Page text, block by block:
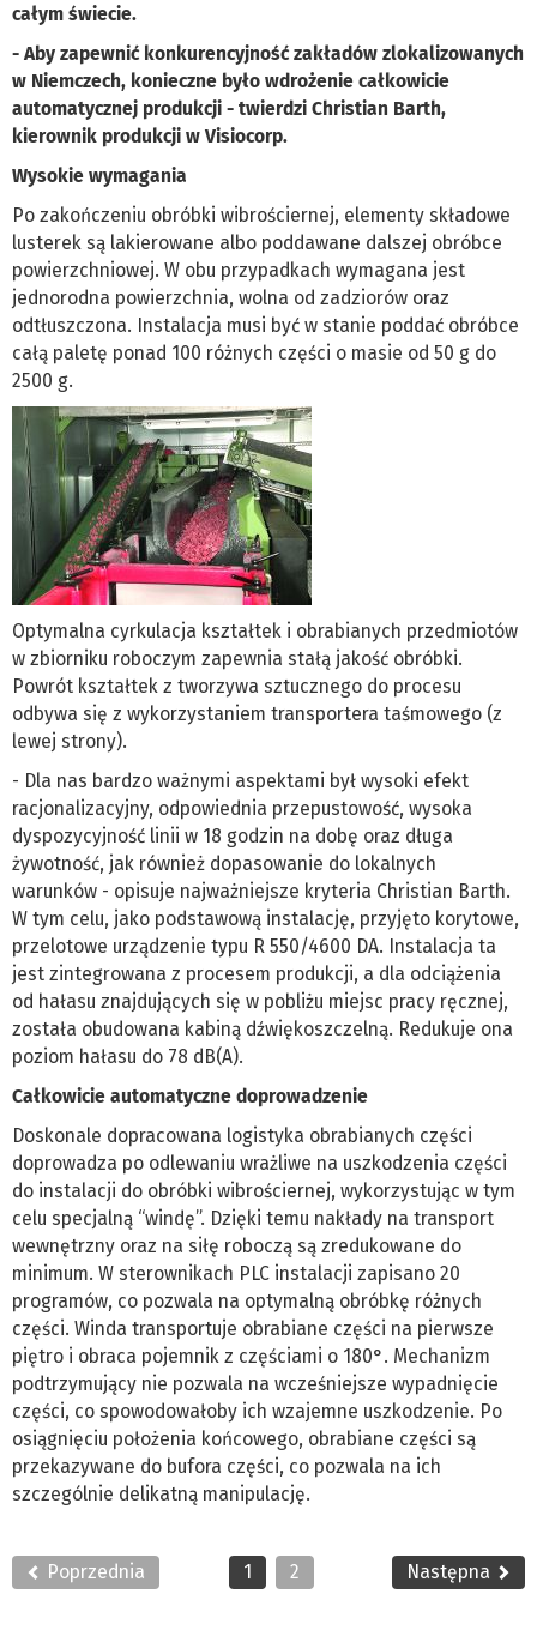
całym świecie.
- Aby zapewnić konkurencyjność zakładów zlokalizowanych
w Niemczech, konieczne było wdrożenie całkowicie
automatycznej produkcji - twierdzi Christian Barth,
kierownik produkcji w Visiocorp.
Wysokie wymagania
Po zakończeniu obróbki wibrościernej, elementy składowe
lusterek są lakierowane albo poddawane dalszej obróbce
powierzchniowej. W obu przypadkach wymagana jest
jednorodna powierzchnia, wolna od zadziorów oraz
odtłuszczona. Instalacja musi być w stanie poddać obróbce
całą paletę ponad 100 różnych części o masie od 50 g do
2500 g.
Optymalna cyrkulacja kształtek i obrabianych przedmiotów
w zbiorniku roboczym zapewnia stałą jakość obróbki.
Powrót kształtek z tworzywa sztucznego do procesu
odbywa się z wykorzystaniem transportera taśmowego (z
lewej strony).
- Dla nas bardzo ważnymi aspektami był wysoki efekt
racjonalizacyjny, odpowiednia przepustowość, wysoka
dyspozycyjność linii w 18 godzin na dobę oraz długa
żywotność, jak również dopasowanie do lokalnych
warunków - opisuje najważniejsze kryteria Christian Barth.
W tym celu, jako podstawową instalację, przyjęto korytowe,
przelotowe urządzenie typu R 550/4600 DA. Instalacja ta
jest zintegrowana z procesem produkcji, a dla odciążenia
od hałasu znajdujących się w pobliżu miejsc pracy ręcznej,
została obudowana kabiną dźwiękoszczelną. Redukuje ona
poziom hałasu do 78 dB(A).
Całkowicie automatyczne doprowadzenie
Doskonale dopracowana logistyka obrabianych części
doprowadza po odlewaniu wrażliwe na uszkodzenia części
do instalacji do obróbki wibrościernej, wykorzystując w tym
celu specjalną “windę”. Dzięki temu nakłady na transport
wewnętrzny oraz na siłę roboczą są zredukowane do
minimum. W sterownikach PLC instalacji zapisano 20
programów, co pozwala na optymalną obróbkę różnych
części. Winda transportuje obrabiane części na pierwsze
piętro i obraca pojemnik z częściami o 180°. Mechanizm
podtrzymujący nie pozwala na wcześniejsze wypadnięcie
części, co spowodowałoby ich wzajemne uszkodzenie. Po
osiągnięciu położenia końcowego, obrabiane części są
przekazywane do bufora części, co pozwala na ich
szczególnie delikatną manipulację.
Poprzednia 1 2 Następna